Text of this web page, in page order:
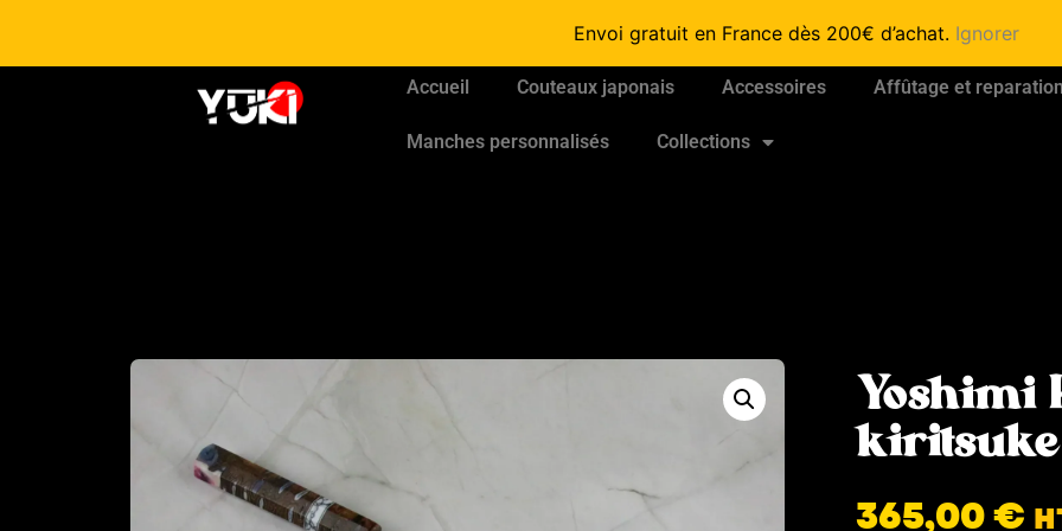
Envoi gratuit en France dès 200€ d’achat. Ignorer
Accueil Couteaux japonais Accessoires Affûtage et reparation
Manches personnalisés Collections
Yoshimi
kiritsuke
365,00€